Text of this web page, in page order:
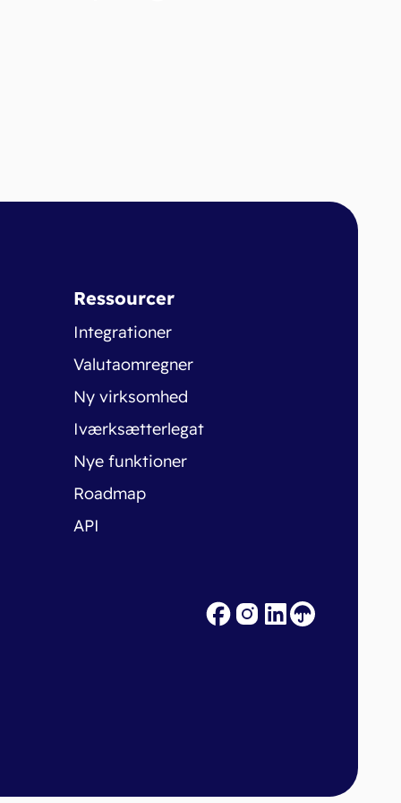
Ressourcer
Integrationer
Valutaomregner
Ny virksomhed
Iværksætterlegat
Nye funktioner
Roadmap
API